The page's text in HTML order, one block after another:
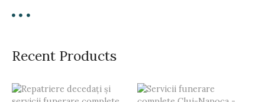
Recent Products